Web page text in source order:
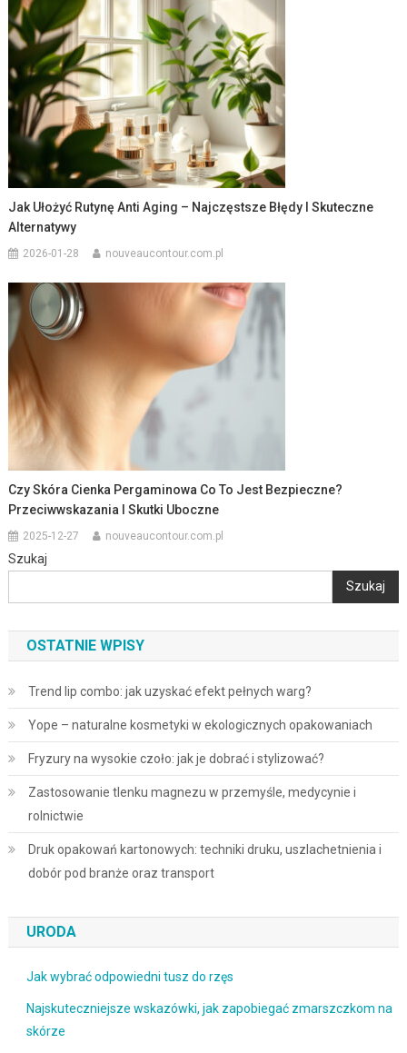
Jak Ułożyć Rutynę Anti Aging – Najczęstsze Błędy I Skuteczne
Alternatywy
2026-01-28 nouveaucontour.com.pl
Czy Skóra Cienka Pergaminowa Co To Jest Bezpieczne?
Przeciwwskazania I Skutki Uboczne
2025-12-27 nouveaucontour.com.pl
Szukaj
Szukaj
OSTATNIE WPISY
Trend lip combo: jak uzyskać efekt pełnych warg?
Yope – naturalne kosmetyki w ekologicznych opakowaniach
Fryzury na wysokie czoło: jak je dobrać i stylizować?
Zastosowanie tlenku magnezu w przemyśle, medycynie i
rolnictwie
Druk opakowań kartonowych: techniki druku, uszlachetnienia i
dobór pod branże oraz transport
URODA
Jak wybrać odpowiedni tusz do rzęs
Najskuteczniejsze wskazówki, jak zapobiegać zmarszczkom na
skórze